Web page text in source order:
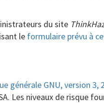
du site
le formulaire prévu à
générale GNU, version 3,
Les niveaux de risque